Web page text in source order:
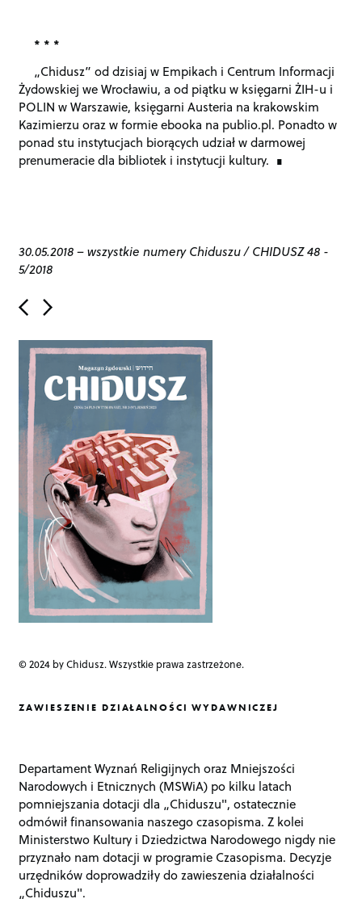
* * *
„Chidusz” od dzisiaj w Empikach i Centrum Informacji
Żydowskiej we Wrocławiu, a od piątku w księgarni ŻIH-u i
POLIN w Warszawie, księgarni Austeria na krakowskim
Kazimierzu oraz w formie ebooka na publio.pl. Ponadto w
ponad stu instytucjach biorących udział w darmowej
prenumeracie dla bibliotek i instytucji kultury.
30.05.2018–wszystkie numery Chiduszu/CHIDUSZ 48 -
5/2018
P
o
a
t
i
o
n
© 2024 by Chidusz. Wszystkie prawa zastrzeżone.
ZAWIESZENIE DZIAŁALNOŚCI WYDAWNICZEJ
Departament Wyznań Religijnych oraz Mniejszości
Narodowych i Etnicznych (MSWiA) po kilku latach
pomniejszania dotacji dla „Chiduszu", ostatecznie
odmówił finansowania naszego czasopisma. Z kolei
Ministerstwo Kultury i Dziedzictwa Narodowego nigdy nie
przyznało nam dotacji w programie Czasopisma. Decyzje
urzędników doprowadziły do zawieszenia działalności
„Chiduszu".